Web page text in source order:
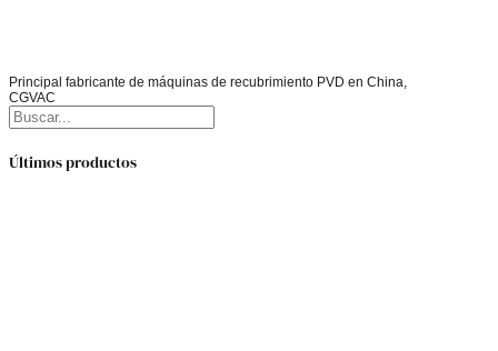
Principal fabricante de máquinas de recubrimiento PVD en China,
CGVAC
Buscar
Últimos productos